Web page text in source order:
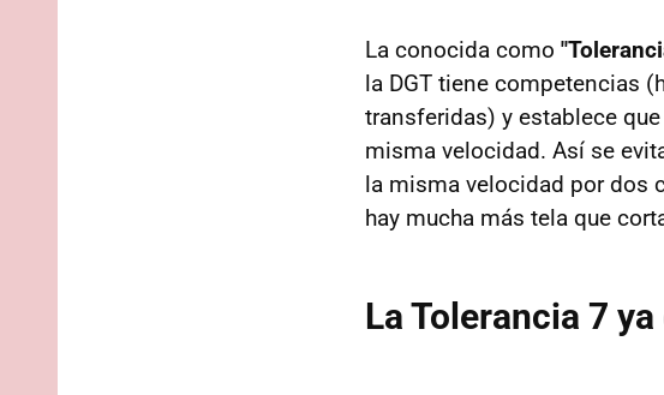
La conocida como
la DGT tiene competencias
transferidas) y establece
misma velocidad. Así se
la misma velocidad por dos
hay mucha más tela que
La Tolerancia 7